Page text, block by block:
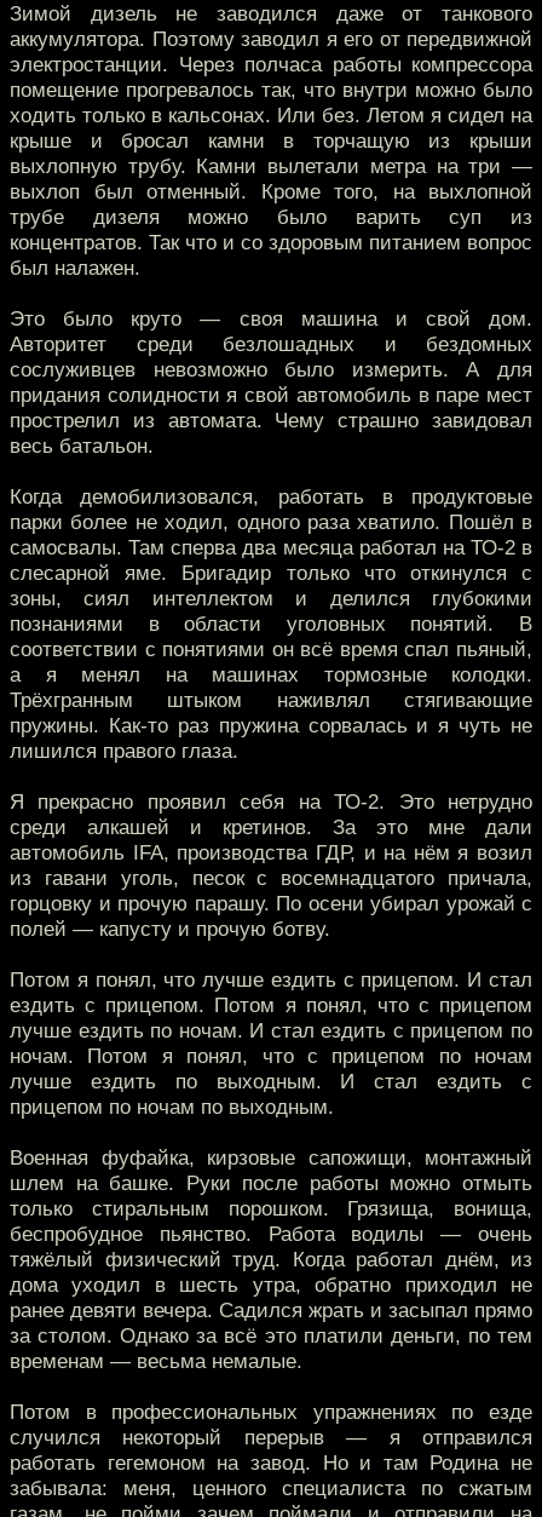
Зимой дизель не заводился даже от танкового
аккумулятора. Поэтому заводил я его от передвижной
электростанции. Через полчаса работы компрессора
помещение прогревалось так, что внутри можно было
ходить только в кальсонах. Или без. Летом я сидел на
крыше и бросал камни в торчащую из крыши
выхлопную трубу. Камни вылетали метра на три —
выхлоп был отменный. Кроме того, на выхлопной
трубе дизеля можно было варить суп из
концентратов. Так что и со здоровым питанием вопрос
был налажен.
Это было круто — своя машина и свой дом.
Авторитет среди безлошадных и бездомных
сослуживцев невозможно было измерить. А для
придания солидности я свой автомобиль в паре мест
прострелил из автомата. Чему страшно завидовал
весь батальон.
Когда демобилизовался, работать в продуктовые
парки более не ходил, одного раза хватило. Пошёл в
самосвалы. Там сперва два месяца работал на ТО-2 в
слесарной яме. Бригадир только что откинулся с
зоны, сиял интеллектом и делился глубокими
познаниями в области уголовных понятий. В
соответствии с понятиями он всё время спал пьяный,
а я менял на машинах тормозные колодки.
Трёхгранным штыком наживлял стягивающие
пружины. Как-то раз пружина сорвалась и я чуть не
лишился правого глаза.
Я прекрасно проявил себя на ТО-2. Это нетрудно
среди алкашей и кретинов. За это мне дали
автомобиль IFA, производства ГДР, и на нём я возил
из гавани уголь, песок с восемнадцатого причала,
горцовку и прочую парашу. По осени убирал урожай с
полей — капусту и прочую ботву.
Потом я понял, что лучше ездить с прицепом. И стал
ездить с прицепом. Потом я понял, что с прицепом
лучше ездить по ночам. И стал ездить с прицепом по
ночам. Потом я понял, что с прицепом по ночам
лучше ездить по выходным. И стал ездить с
прицепом по ночам по выходным.
Военная фуфайка, кирзовые сапожищи, монтажный
шлем на башке. Руки после работы можно отмыть
только стиральным порошком. Грязища, вонища,
беспробудное пьянство. Работа водилы — очень
тяжёлый физический труд. Когда работал днём, из
дома уходил в шесть утра, обратно приходил не
ранее девяти вечера. Садился жрать и засыпал прямо
за столом. Однако за всё это платили деньги, по тем
временам — весьма немалые.
Потом в профессиональных упражнениях по езде
случился некоторый перерыв — я отправился
работать гегемоном на завод. Но и там Родина не
забывала: меня, ценного специалиста по сжатым